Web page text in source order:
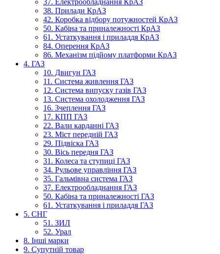
37. Електрообладнання КрАЗ
38. Прилади КрАЗ
42. Коробка відбору потужностей КрАЗ
50. Кабіна та приналежності КрАЗ
61. Устаткування і приладдя КрАЗ
84. Оперення КрАЗ
86. Механізм підйому платформи КрАЗ
4. ГАЗ
10. Двигун ГАЗ
11. Система живлення ГАЗ
12. Система випуску газів ГАЗ
13. Система охолодження ГАЗ
16. Зчеплення ГАЗ
17. КПП ГАЗ
22. Вали карданні ГАЗ
23. Міст передній ГАЗ
29. Підвіска ГАЗ
30. Вісь передня ГАЗ
31. Колеса та ступиці ГАЗ
34. Рульове управління ГАЗ
35. Гальмівна система ГАЗ
37. Електрообладнання ГАЗ
50. Кабіна та приналежності ГАЗ
61. Устаткування і приладдя ГАЗ
5. СНГ
51. ЗИЛ
52. Урал
8. Інші марки
9. Супутній товар